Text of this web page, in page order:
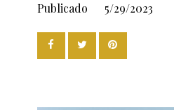
Publicado 5/29/2023